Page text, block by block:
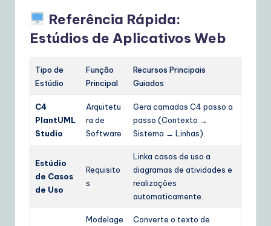
Referência Rápida:
Estúdios de Aplicativos Web
Tipo de
Estúdio
Função
Principal
Recursos Principais
Guiados
C4
PlantUML
Studio
Arquitetu
ra de
Software
Gera camadas C4 passo a
passo (Contexto →
Sistema → Linhas).
Estúdio
de Casos
de Uso
Requisito
s
Linka casos de uso a
diagramas de atividades e
realizações
automaticamente.
Modelage
Converte o texto de